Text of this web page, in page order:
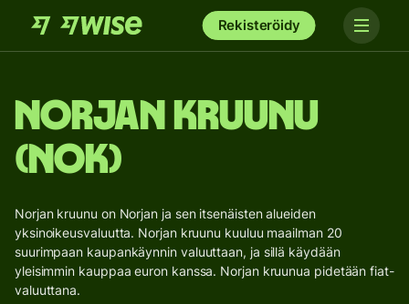
Rekisteröidy
Norjan kruunu
(NOK)
Norjan kruunu on Norjan ja sen itsenäisten alueiden
yksinoikeusvaluutta. Norjan kruunu kuuluu maailman 20
suurimpaan kaupankäynnin valuuttaan, ja sillä käydään
yleisimmin kauppaa euron kanssa. Norjan kruunua pidetään fiat-
valuuttana.